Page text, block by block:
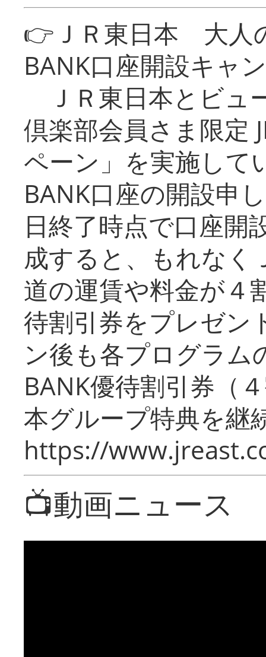
👉ＪＲ東日本 大人
BANK口座開設キャ
ＪＲ東日本とビュ
倶楽部会員さま限定
ペーン」を実施して
BANK口座の開設申
日終了時点で口座開
成すると、もれなく
道の運賃や料金が４
待割引券をプレゼン
ン後も各プログラム
BANK優待割引券（
本グループ特典を継
https://
📺動画ニュース